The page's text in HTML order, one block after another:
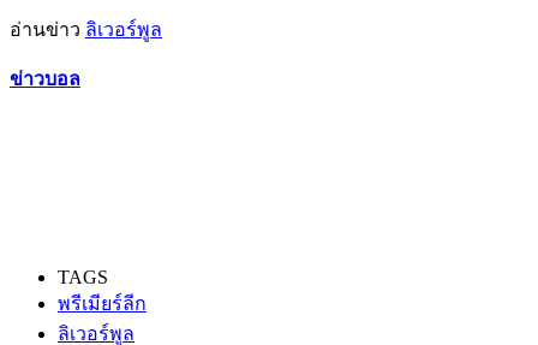
อ่านข่าว ลิเวอร์พูล
ข่าวบอล
TAGS
พรีเมียร์ลีก
ลิเวอร์พูล